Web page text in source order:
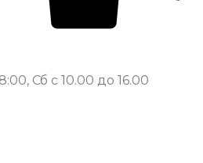
Сб с 10.00 до 16.00